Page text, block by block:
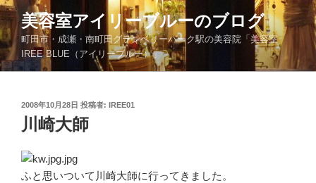
コ
ン
テ
ン
ツ
美容室アイリーブルーのブログ
町田市・成瀬・南町田グランベリーパーク駅の美容院「美容室
IREE BLUE（アイリーブルー）」
投
稿
日:
2008年10月28日 投稿者: IREE01
川崎大師
ふと思いついて川崎大師に行ってきました。